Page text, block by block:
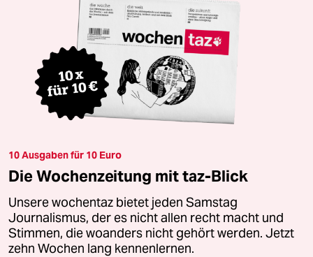
10 Ausgaben für 10 Euro
Die Wochenzeitung mit taz-Blick
Unsere wochentaz bietet jeden Samstag
Journalismus, der es nicht allen recht macht und
Stimmen, die woanders nicht gehört werden. Jetzt
zehn Wochen lang kennenlernen.